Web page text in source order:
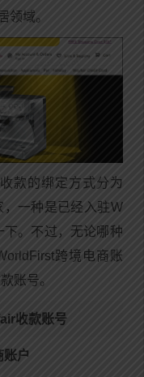
领域。
收款的绑定方式分为
，一种是已经入驻W
。不过，无论哪种
跨境电商账
账号。
收款账号
账户